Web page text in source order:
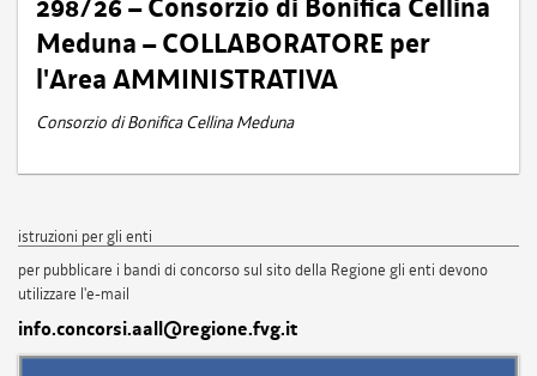
298/26 – Consorzio di Bonifica Cellina
Meduna – COLLABORATORE per
l'Area AMMINISTRATIVA
Consorzio di Bonifica Cellina Meduna
istruzioni per gli enti
per pubblicare i bandi di concorso sul sito della Regione gli enti devono
utilizzare l'e-mail
info.concorsi.aall@regione.fvg.it